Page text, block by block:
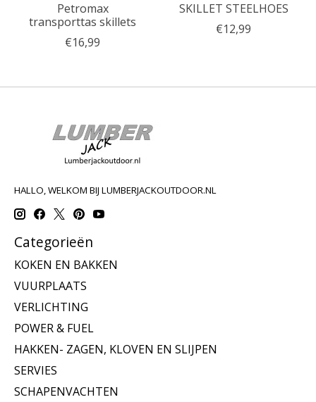
Petromax
transporttas skillets
€16,99
SKILLET STEELHOES
€12,99
HALLO, WELKOM BIJ LUMBERJACKOUTDOOR.NL
Categorieën
KOKEN EN BAKKEN
VUURPLAATS
VERLICHTING
POWER & FUEL
HAKKEN- ZAGEN, KLOVEN EN SLIJPEN
SERVIES
SCHAPENVACHTEN